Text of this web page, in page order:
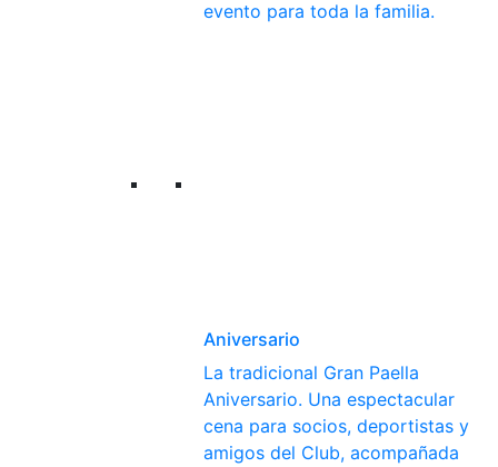
evento para toda la familia.
Aniversario
La tradicional Gran Paella
Aniversario. Una espectacular
cena para socios, deportistas y
amigos del Club, acompañada